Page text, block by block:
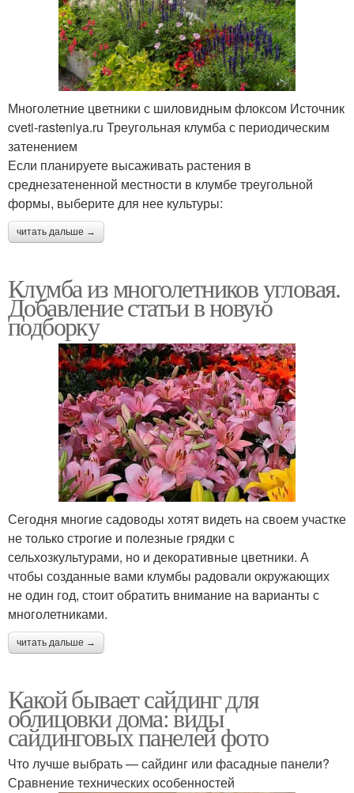
Многолетние цветники с шиловидным флоксом Источник
cveti-rasteniya.ru Треугольная клумба с периодическим
затенением
Если планируете высаживать растения в
среднезатененной местности в клумбе треугольной
формы, выберите для нее культуры:
читать дальше →
Клумба из многолетников угловая.
Добавление статьи в новую
подборку
Сегодня многие садоводы хотят видеть на своем участке
не только строгие и полезные грядки с
сельхозкультурами, но и декоративные цветники. А
чтобы созданные вами клумбы радовали окружающих
не один год, стоит обратить внимание на варианты с
многолетниками.
читать дальше →
Какой бывает сайдинг для
облицовки дома: виды
сайдинговых панелей фото
Что лучше выбрать — сайдинг или фасадные панели?
Сравнение технических особенностей